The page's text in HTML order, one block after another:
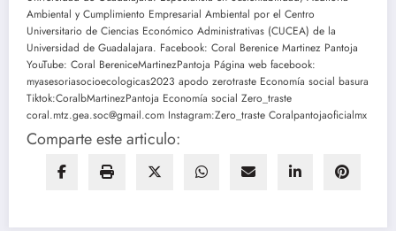
Ambiental y Cumplimiento Empresarial Ambiental por el Centro
Universitario de Ciencias Económico Administrativas (CUCEA) de la
Universidad de Guadalajara. Facebook: Coral Berenice Martinez Pantoja
YouTube: Coral BereniceMartinezPantoja Página web facebook:
myasesoriasocioecologicas2023 apodo zerotraste Economía social basura
Tiktok:CoralbMartinezPantoja Economía social Zero_traste
coral.mtz.gea.soc@gmail.com Instagram:Zero_traste Coralpantojaoficialmx
Comparte este articulo: